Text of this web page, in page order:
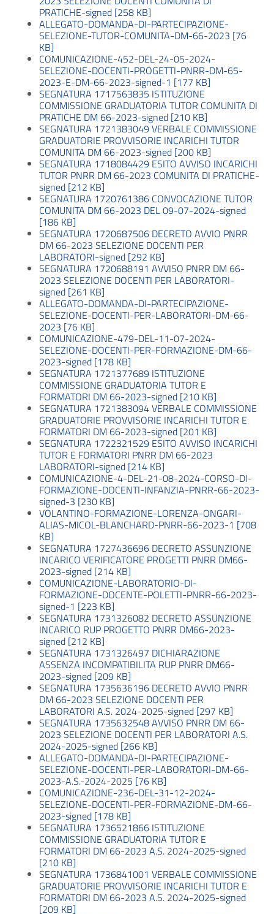
PRATICHE-signed [258 KB]
ALLEGATO-DOMANDA-DI-PARTECIPAZIONE-
SELEZIONE-TUTOR-COMUNITA-DM-66-2023 [76
KB]
COMUNICAZIONE-452-DEL-24-05-2024-
SELEZIONE-DOCENTI-PROGETTI-PNRR-DM-65-
2023-E-DM-66-2023-signed-1 [177 KB]
SEGNATURA 1717563835 ISTITUZIONE
COMMISSIONE GRADUATORIA TUTOR COMUNITA DI
PRATICHE DM 66-2023-signed [210 KB]
SEGNATURA 1721383049 VERBALE COMMISSIONE
GRADUATORIE PROVVISORIE INCARICHI TUTOR
COMUNITA DM 66-2023-signed [200 KB]
SEGNATURA 1718084429 ESITO AVVISO INCARICHI
TUTOR PNRR DM 66-2023 COMUNITA DI PRATICHE-
signed [212 KB]
SEGNATURA 1720761386 CONVOCAZIONE TUTOR
COMUNITA DM 66-2023 DEL 09-07-2024-signed
[186 KB]
SEGNATURA 1720687506 DECRETO AVVIO PNRR
DM 66-2023 SELEZIONE DOCENTI PER
LABORATORI-signed [292 KB]
SEGNATURA 1720688191 AVVISO PNRR DM 66-
2023 SELEZIONE DOCENTI PER LABORATORI-
signed [261 KB]
ALLEGATO-DOMANDA-DI-PARTECIPAZIONE-
SELEZIONE-DOCENTI-PER-LABORATORI-DM-66-
2023 [76 KB]
COMUNICAZIONE-479-DEL-11-07-2024-
SELEZIONE-DOCENTI-PER-FORMAZIONE-DM-66-
2023-signed [178 KB]
SEGNATURA 1721377689 ISTITUZIONE
COMMISSIONE GRADUATORIA TUTOR E
FORMATORI DM 66-2023-signed [210 KB]
SEGNATURA 1721383094 VERBALE COMMISSIONE
GRADUATORIE PROVVISORIE INCARICHI TUTOR E
FORMATORI DM 66-2023-signed [201 KB]
SEGNATURA 1722321529 ESITO AVVISO INCARICHI
TUTOR E FORMATORI PNRR DM 66-2023
LABORATORI-signed [214 KB]
COMUNICAZIONE-4-DEL-21-08-2024-CORSO-DI-
FORMAZIONE-DOCENTI-INFANZIA-PNRR-66-2023-
signed-3 [230 KB]
VOLANTINO-FORMAZIONE-LORENZA-ONGARI-
ALIAS-MICOL-BLANCHARD-PNRR-66-2023-1 [708
KB]
SEGNATURA 1727436696 DECRETO ASSUNZIONE
INCARICO VERIFICATORE PROGETTI PNRR DM66-
2023-signed [214 KB]
COMUNICAZIONE-LABORATORIO-DI-
FORMAZIONE-DOCENTE-POLETTI-PNRR-66-2023-
signed-1 [223 KB]
SEGNATURA 1731326082 DECRETO ASSUNZIONE
INCARICO RUP PROGETTO PNRR DM66-2023-
signed [212 KB]
SEGNATURA 1731326497 DICHIARAZIONE
ASSENZA INCOMPATIBILITA RUP PNRR DM66-
2023-signed [209 KB]
SEGNATURA 1735636196 DECRETO AVVIO PNRR
DM 66-2023 SELEZIONE DOCENTI PER
LABORATORI A.S. 2024-2025-signed [297 KB]
SEGNATURA 1735632548 AVVISO PNRR DM 66-
2023 SELEZIONE DOCENTI PER LABORATORI A.S.
2024-2025-signed [266 KB]
ALLEGATO-DOMANDA-DI-PARTECIPAZIONE-
SELEZIONE-DOCENTI-PER-LABORATORI-DM-66-
2023-A.S.-2024-2025 [76 KB]
COMUNICAZIONE-236-DEL-31-12-2024-
SELEZIONE-DOCENTI-PER-FORMAZIONE-DM-66-
2023-signed [178 KB]
SEGNATURA 1736521866 ISTITUZIONE
COMMISSIONE GRADUATORIA TUTOR E
FORMATORI DM 66-2023 A.S. 2024-2025-signed
[210 KB]
SEGNATURA 1736841001 VERBALE COMMISSIONE
GRADUATORIE PROVVISORIE INCARICHI TUTOR E
FORMATORI DM 66-2023 A.S. 2024-2025-signed
[209 KB]